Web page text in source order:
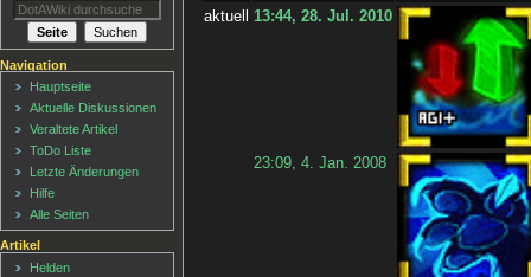
aktuell
13:44, 28. Jul. 2010
23:09, 4. Jan. 2008
Navigation
Hauptseite
Aktuelle Diskussionen
Veraltete Artikel
ToDo Liste
Letzte Änderungen
Hilfe
Alle Seiten
Artikel
Helden